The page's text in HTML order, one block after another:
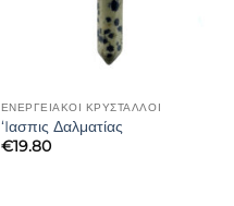
ΕΝΕΡΓΕΙΑΚΟΙ ΚΡΥΣΤΑΛΛΟΙ
‘Iασπις Δαλματίας
€19.80